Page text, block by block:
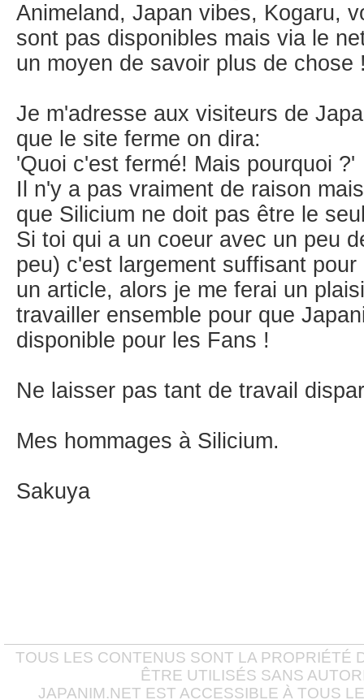
Animeland, Japan vibes, Kogaru,
sont pas disponibles mais via le
un moyen de savoir plus de chose
Je m'adresse aux visiteurs de
que le site ferme on dira:
'Quoi c'est fermé! Mais pourquoi ?'
Il n'y a pas vraiment de raison
que Silicium ne doit pas être le
Si toi qui a un coeur avec un peu
peu) c'est largement suffisant
un article, alors je me ferai un
travailler ensemble pour que
disponible pour les Fans !
Ne laisser pas tant de travail
Mes hommages à Silicium.
Sakuya
TOUS LES CONTENUS SONT LA PROPRIÉTÉ
ÊTRE UTILISÉS SANS
JAPANIM.NET EST ACCESSIBLE À TOUS